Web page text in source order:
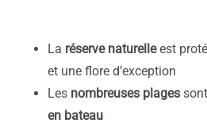
La réserve naturelleest
et une flore d’exception
Les nombreuses plages sont
en bateau